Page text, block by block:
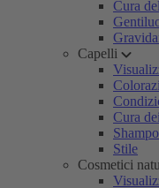
Cura
Capelli
Cura
Stile
Cosmetici